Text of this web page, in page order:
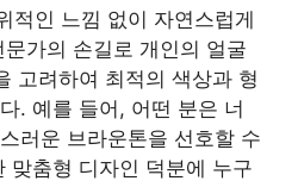
적인 느낌 없이 자연스럽게
가의 손길로 개인의 얼굴
고려하여 최적의 색상과 형
. 예를 들어, 어떤 분은 너
러운 브라운톤을 선호할 수
맞춤형 디자인 덕분에 누구